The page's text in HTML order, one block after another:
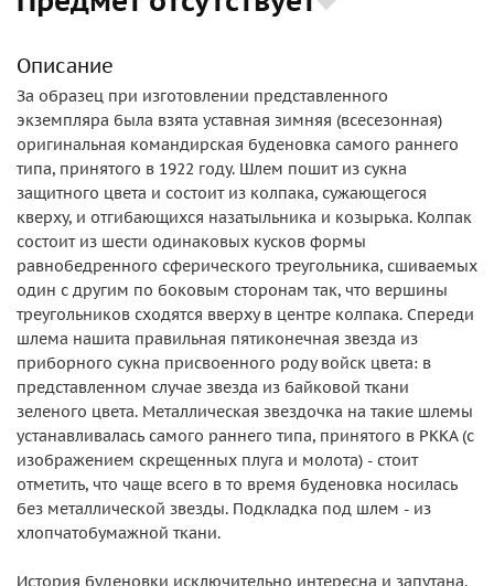
Описание
За образец при изготовлении представленного
экземпляра была взята уставная зимняя (всесезонная)
оригинальная командирская буденовка самого раннего
типа, принятого в 1922 году. Шлем пошит из сукна
защитного цвета и состоит из колпака, сужающегося
кверху, и отгибающихся назатыльника и козырька. Колпак
состоит из шести одинаковых кусков формы
равнобедренного сферического треугольника, сшиваемых
один с другим по боковым сторонам так, что вершины
треугольников сходятся вверху в центре колпака. Спереди
шлема нашита правильная пятиконечная звезда из
приборного сукна присвоенного роду войск цвета: в
представленном случае звезда из байковой ткани
зеленого цвета. Металлическая звездочка на такие шлемы
устанавливалась самого раннего типа, принятого в РККА (с
изображением скрещенных плуга и молота) - стоит
отметить, что чаще всего в то время буденовка носилась
без металлической звезды. Подкладка под шлем - из
хлопчатобумажной ткани.
История буденовки исключительно интересна и запутана.